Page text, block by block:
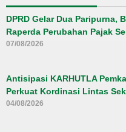
DPRD Gelar Dua Paripurna,
Raperda Perubahan Pajak
07/08/2026
Antisipasi KARHUTLA
Perkuat Kordinasi Lintas
04/08/2026